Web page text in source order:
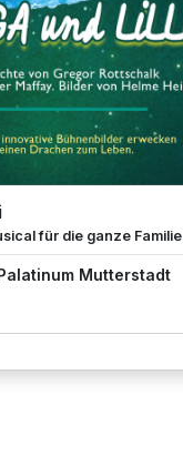
für die ganze Familie
Mutterstadt